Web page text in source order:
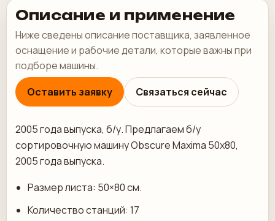
Описание и применение
Ниже сведены описание поставщика, заявленное
оснащение и рабочие детали, которые важны при
подборе машины.
Оставить заявку
Связаться сейчас
2005 года выпуска, б/у. Предлагаем б/у
сортировочную машину Obscure Maxima 50х80,
2005 года выпуска.
Размер листа: 50×80 см.
Количество станций: 17